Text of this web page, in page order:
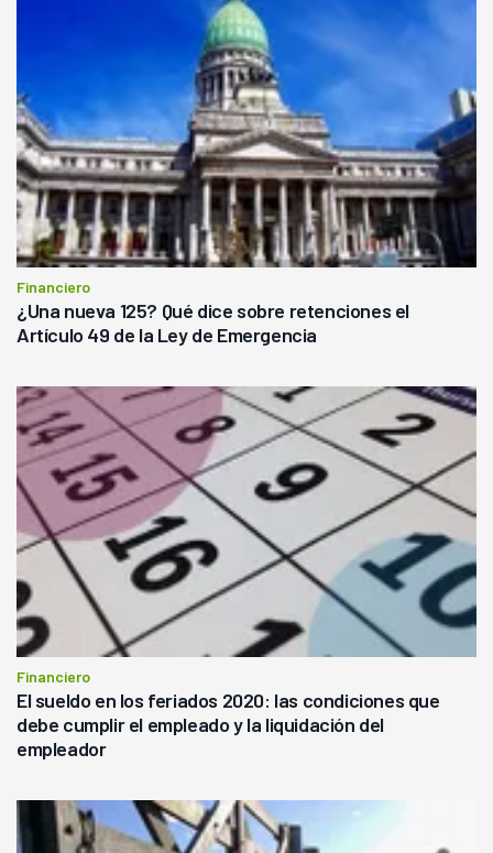
Financiero
¿Una nueva 125? Qué dice sobre retenciones el
Artículo 49 de la Ley de Emergencia
Financiero
El sueldo en los feriados 2020: las condiciones que
debe cumplir el empleado y la liquidación del
empleador